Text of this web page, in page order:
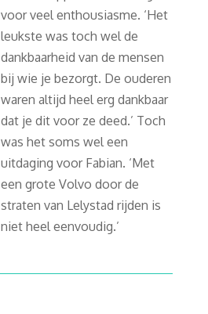
voor veel enthousiasme. ‘Het
leukste was toch wel de
dankbaarheid van de mensen
bij wie je bezorgt. De ouderen
waren altijd heel erg dankbaar
dat je dit voor ze deed.’ Toch
was het soms wel een
uitdaging voor Fabian. ‘Met
een grote Volvo door de
straten van Lelystad rijden is
niet heel eenvoudig.’